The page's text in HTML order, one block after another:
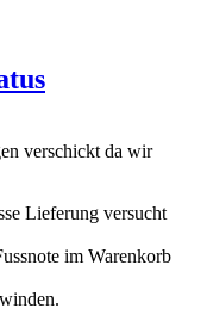
verschickt da wir
Lieferung versucht
im Warenkorb